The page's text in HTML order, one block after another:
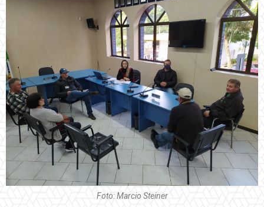
Foto: Marcio Steiner